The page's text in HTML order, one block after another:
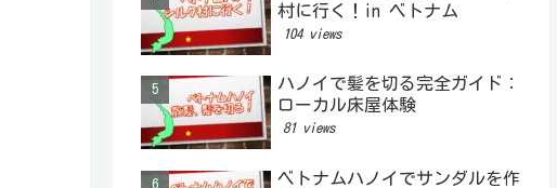
村に行く！in ベトナム
104 views
ハノイで髪を切る完全ガイド：
ローカル床屋体験
81 views
ベトナムハノイでサンダルを作